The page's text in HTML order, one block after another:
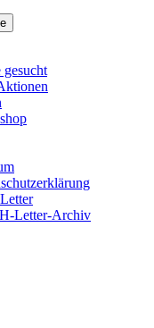
gesucht
Letter-Archiv